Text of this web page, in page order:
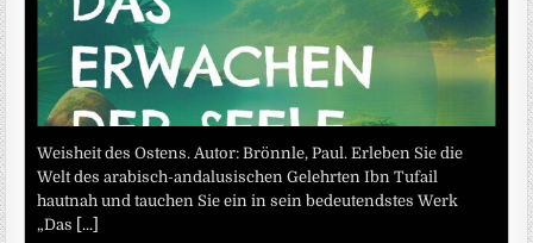
Weisheit des Ostens. Autor: Brönnle, Paul. Erleben Sie die
Welt des arabisch-andalusischen Gelehrten Ibn Tufail
hautnah und tauchen Sie ein in sein bedeutendstes Werk
„Das
[...]